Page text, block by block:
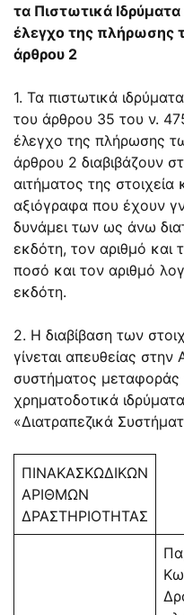
τα Πιστωτικά
έλεγχο της πλήρωσης
άρθρου 2
1. Τα πιστωτικά
του άρθρου 35 του ν.
έλεγχο της πλήρωσης
άρθρου 2 διαβιβάζουν
αιτήματος της στοιχεία
αξιόγραφα που έχουν
δυνάμει των ως άνω
εκδότη, τον αριθμό και
ποσό και τον αριθμό
εκδότη.
2. Η διαβίβαση των
γίνεται απευθείας
συστήματος μεταφοράς
χρηματοδοτικά
«Διατραπεζικά
ΠΙΝΑΚΑΣΚΩΔΙΚΩΝ
ΑΡΙΘΜΩΝ
ΔΡΑΣΤΗΡΙΟΤΗΤΑΣ